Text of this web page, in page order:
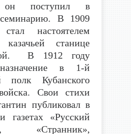
он поступил в
В 1909
настоятелем
станице
В 1912 году
в 1-й
полк Кубанского
Свои стихи
публиковал в
газетах «Русский
«Странник»,